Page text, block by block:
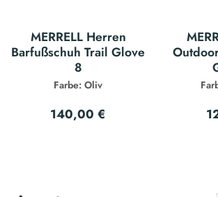
MERRELL Herren
Barfußschuh Trail Glove
8
Farbe: Oliv
140,00 €